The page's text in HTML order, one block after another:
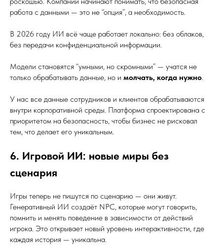
работа с данными — это не “опция”, а необходимость.
В 2026 году ИИ всё чаще работает локально: без облаков,
без передачи конфиденциальной информации.
Модели становятся “умными, но скромными” — учатся не
только обрабатывать данные, но и молчать, когда нужно.
У нас все данные сотрудников и клиентов обрабатываются
внутри корпоративной среды. Платформа спроектирована с
приоритетом на безопасность, чтобы бизнес не рисковал
тем, что делает его уникальным.
6. Игровой ИИ: новые миры без
сценария
Игры теперь не пишутся по сценарию — они живут.
Генеративный ИИ создаёт NPC, которые могут говорить,
помнить и менять поведение в зависимости от действий
игрока. Это открывает новый уровень интерактивности, где
каждая история — уникальна.